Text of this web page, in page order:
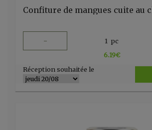
- 1 pc
6.19€
Réception souhaitée le